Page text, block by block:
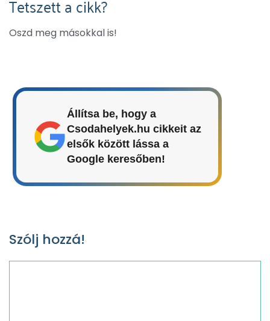
Tetszett a cikk?
Oszd meg másokkal is!
Állítsa be, hogy a
Csodahelyek.hu cikkeit az
elsők között lássa a
Google keresőben!
Szólj hozzá!